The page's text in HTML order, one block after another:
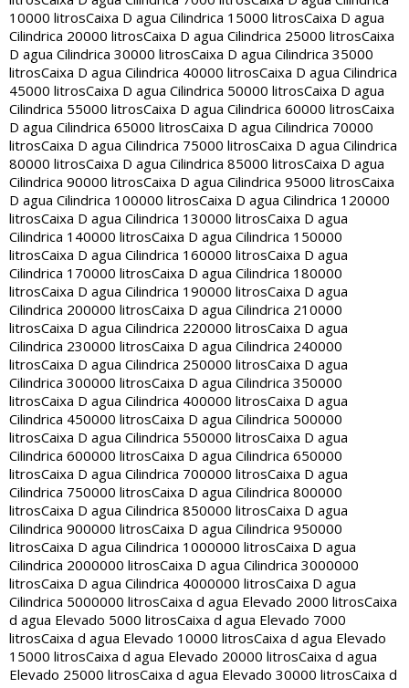
10000 litrosCaixa D agua Cilindrica 15000 litrosCaixa D agua
Cilindrica 20000 litrosCaixa D agua Cilindrica 25000 litrosCaixa
D agua Cilindrica 30000 litrosCaixa D agua Cilindrica 35000
litrosCaixa D agua Cilindrica 40000 litrosCaixa D agua Cilindrica
45000 litrosCaixa D agua Cilindrica 50000 litrosCaixa D agua
Cilindrica 55000 litrosCaixa D agua Cilindrica 60000 litrosCaixa
D agua Cilindrica 65000 litrosCaixa D agua Cilindrica 70000
litrosCaixa D agua Cilindrica 75000 litrosCaixa D agua Cilindrica
80000 litrosCaixa D agua Cilindrica 85000 litrosCaixa D agua
Cilindrica 90000 litrosCaixa D agua Cilindrica 95000 litrosCaixa
D agua Cilindrica 100000 litrosCaixa D agua Cilindrica 120000
litrosCaixa D agua Cilindrica 130000 litrosCaixa D agua
Cilindrica 140000 litrosCaixa D agua Cilindrica 150000
litrosCaixa D agua Cilindrica 160000 litrosCaixa D agua
Cilindrica 170000 litrosCaixa D agua Cilindrica 180000
litrosCaixa D agua Cilindrica 190000 litrosCaixa D agua
Cilindrica 200000 litrosCaixa D agua Cilindrica 210000
litrosCaixa D agua Cilindrica 220000 litrosCaixa D agua
Cilindrica 230000 litrosCaixa D agua Cilindrica 240000
litrosCaixa D agua Cilindrica 250000 litrosCaixa D agua
Cilindrica 300000 litrosCaixa D agua Cilindrica 350000
litrosCaixa D agua Cilindrica 400000 litrosCaixa D agua
Cilindrica 450000 litrosCaixa D agua Cilindrica 500000
litrosCaixa D agua Cilindrica 550000 litrosCaixa D agua
Cilindrica 600000 litrosCaixa D agua Cilindrica 650000
litrosCaixa D agua Cilindrica 700000 litrosCaixa D agua
Cilindrica 750000 litrosCaixa D agua Cilindrica 800000
litrosCaixa D agua Cilindrica 850000 litrosCaixa D agua
Cilindrica 900000 litrosCaixa D agua Cilindrica 950000
litrosCaixa D agua Cilindrica 1000000 litrosCaixa D agua
Cilindrica 2000000 litrosCaixa D agua Cilindrica 3000000
litrosCaixa D agua Cilindrica 4000000 litrosCaixa D agua
Cilindrica 5000000 litrosCaixa d agua Elevado 2000 litrosCaixa
d agua Elevado 5000 litrosCaixa d agua Elevado 7000
litrosCaixa d agua Elevado 10000 litrosCaixa d agua Elevado
15000 litrosCaixa d agua Elevado 20000 litrosCaixa d agua
Elevado 25000 litrosCaixa d agua Elevado 30000 litrosCaixa d